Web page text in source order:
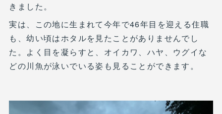
きました。
実は、この地に生まれて今年で46年目を迎える住職
も、幼い頃はホタルを見たことがありませんでし
た。よく目を凝らすと、オイカワ、ハヤ、ウグイな
どの川魚が泳いでいる姿も見ることができます。